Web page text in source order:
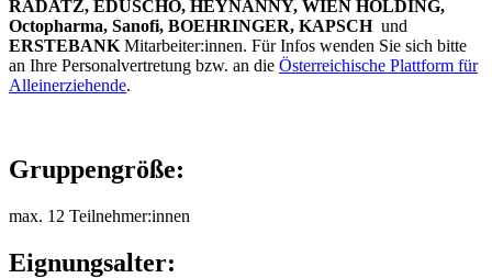
RADATZ, EDUSCHO, HEYNANNY, WIEN HOLDING,
Octopharma, Sanofi, BOEHRINGER, KAPSCH und
ERSTEBANK Mitarbeiter:innen. Für Infos wenden Sie sich bitte
an Ihre Personalvertretung bzw. an die Österreichische Plattform für
Alleinerziehende.
Gruppengröße:
max. 12 Teilnehmer:innen
Eignungsalter: